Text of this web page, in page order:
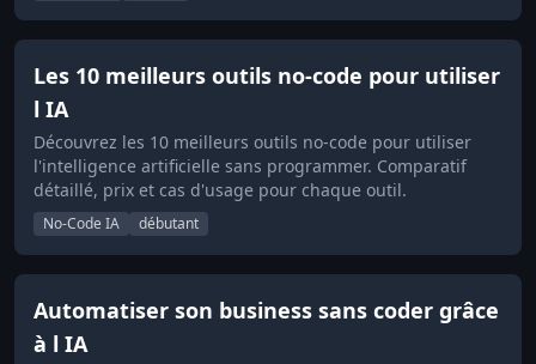
Les 10 meilleurs outils no-code pour utiliser
l IA
Découvrez les 10 meilleurs outils no-code pour utiliser
l'intelligence artificielle sans programmer. Comparatif
détaillé, prix et cas d'usage pour chaque outil.
No-Code IA débutant
Automatiser son business sans coder grâce
à l IA